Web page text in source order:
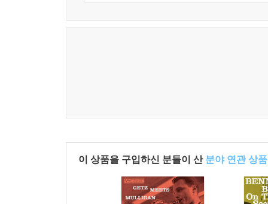
이 상품을 구입하신 분들이 산 분야 연관 상품